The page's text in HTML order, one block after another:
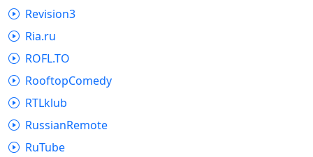
Revision3
Ria.ru
ROFL.TO
RooftopComedy
RTLklub
RussianRemote
RuTube